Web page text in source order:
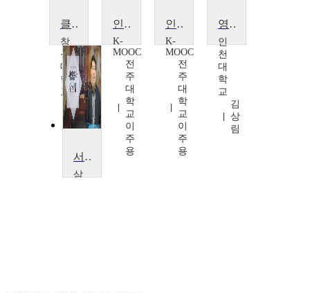
클래식음악과유럽문화예술
창
신
대
학
교
이
지
선
인문학 속의 클래식음악(쏙 클래식!)
K-
MOOC
전
주
대
학
교
이
주
용
인문학 속의 클래식음악(쏙 클래식!)
K-
MOOC
전
주
대
학
교
이
주
용
영화 속으로 들어간 클래식음악
인
천
대
학
교
김
상
림
서양음악감상 1
삼